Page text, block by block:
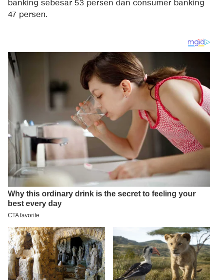
banking sebesar 53 persen dan consumer banking
47 persen.